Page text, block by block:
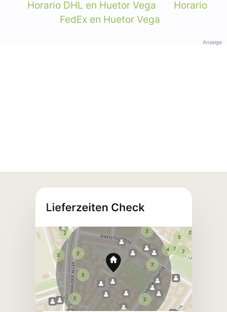
Horario DHL en Huetor Vega
Horario
FedEx en Huetor Vega
Anzeige